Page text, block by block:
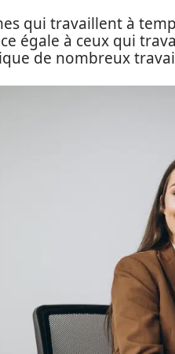
qui travaillent à
égale à ceux qui
de nombreux